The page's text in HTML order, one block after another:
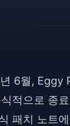
6월, Eggy
적으로 종
패치 노트